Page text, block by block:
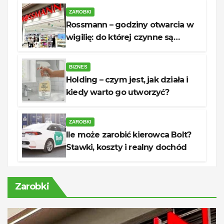
ZAROBKI
Rossmann – godziny otwarcia w
wigilię: do której czynne są
BIZNES
Holding – czym jest, jak działa i
kiedy warto go utworzyć?
ZAROBKI
Ile może zarobić kierowca Bolt?
Stawki, koszty i realny dochód
Zarobki